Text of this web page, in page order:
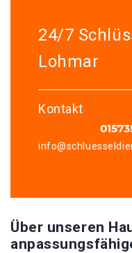
24/7
Lohmar
Kontakt
Über unseren